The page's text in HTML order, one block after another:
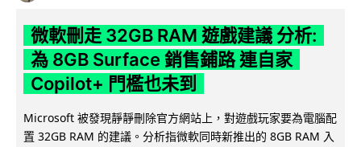
微軟刪走 32GB RAM 遊戲建議 分析:
為 8GB Surface 銷售鋪路 連自家
Copilot+ 門檻也未到
Microsoft 被發現靜靜刪除官方網站上，對遊戲玩家要為電腦配
置 32GB RAM 的建議。分析指微軟同時新推出的 8GB RAM 入